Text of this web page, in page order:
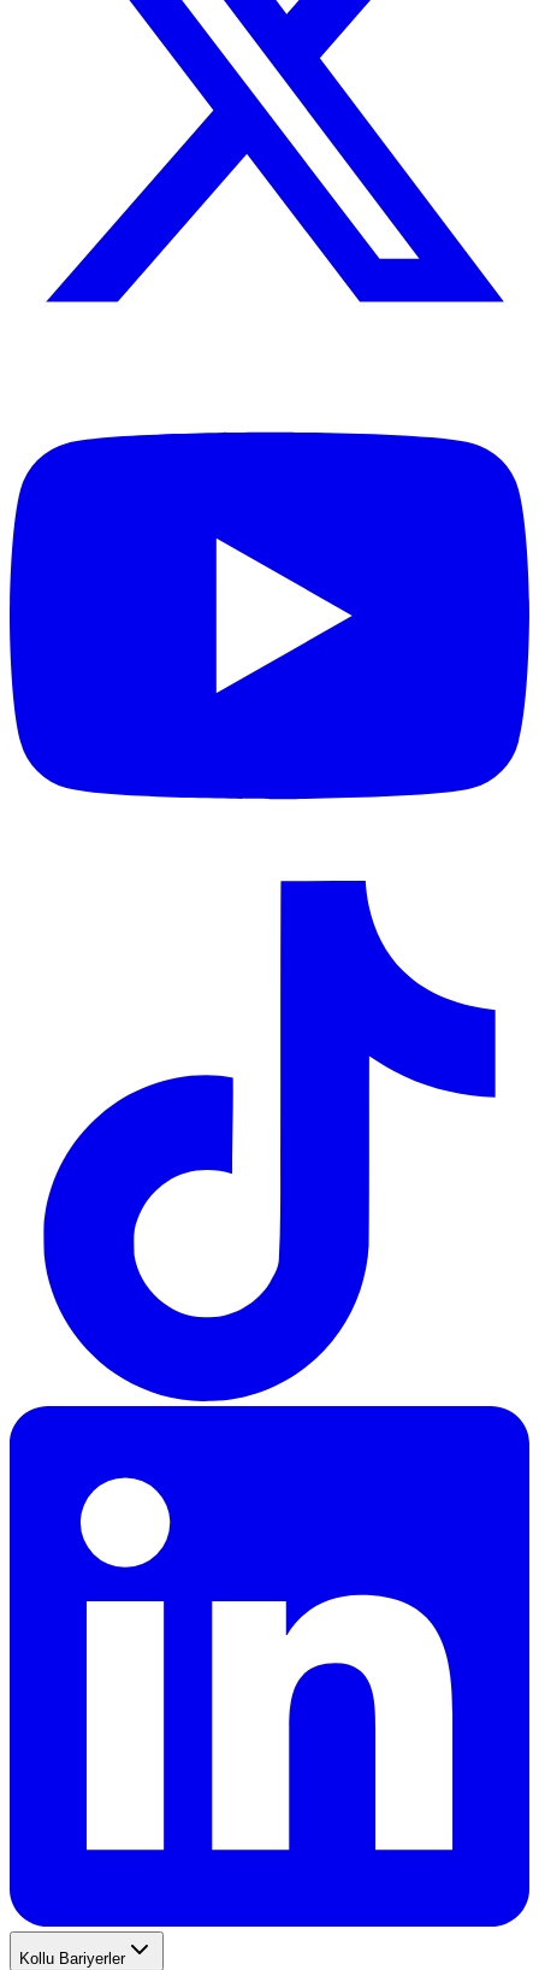
Kollu Bariyerler